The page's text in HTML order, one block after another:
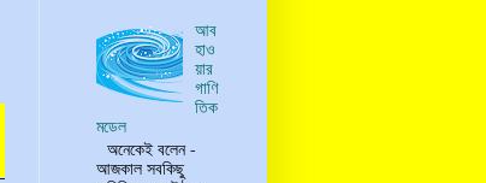
আব
হাও
য়ার
গাণি
তিক
মডেল
অনেকেই বলেন -
আজকাল সবকিছু